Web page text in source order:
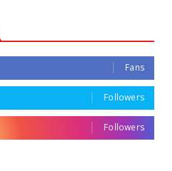
Fans
Followers
Followers